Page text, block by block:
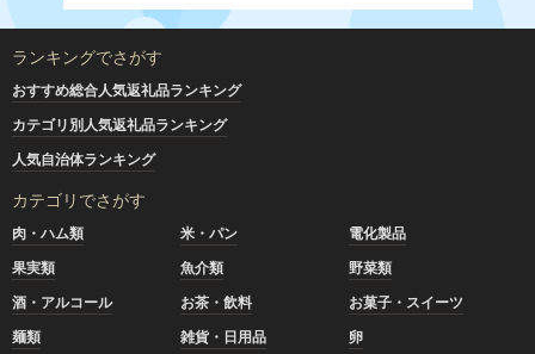
ランキングでさがす
おすすめ総合人気返礼品ランキング
カテゴリ別人気返礼品ランキング
人気自治体ランキング
カテゴリでさがす
肉・ハム類 米・パン
電化製品
果実類
魚介類
野菜類
酒・アルコール
お茶・飲料
お菓子・スイーツ
麺類
雑貨・日用品
卵